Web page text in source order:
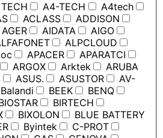
A4-TECH
A4tech
ACLASS
ADDISON
AGER AIDATA
AIGO
ALPCLOUD
APACER
APARATCI
ARGOX Arktek
ARUBA
ASUS. ASUSTOR
AV-
Balandi BEEK
BENQ
BIRTECH
BIXOLON
BLUE BATTERY
Byintek
C-PROT